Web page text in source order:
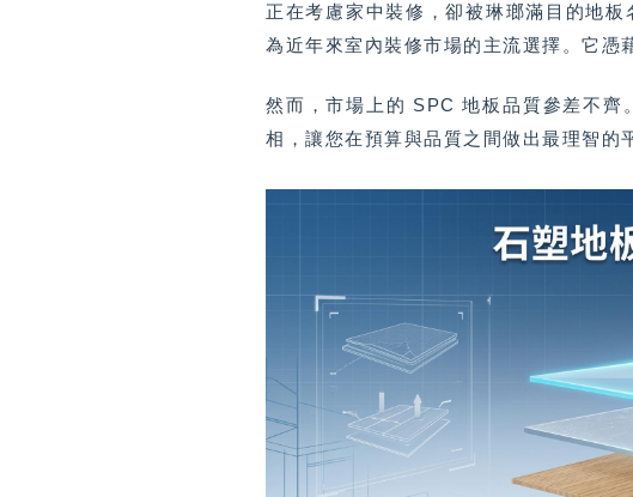
正在考慮家中裝修，卻被琳瑯滿目的地板
為近年來室內裝修市場的主流選擇。它憑
然而，市場上的 SPC 地板品質參差不齊
相，讓您在預算與品質之間做出最理智的